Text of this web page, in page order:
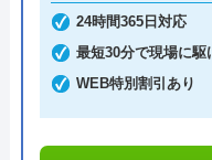
速に、何度でも駆け
て対応しています。
24時間365日対応
最短30分で現場に駆
WEB特別割引あり